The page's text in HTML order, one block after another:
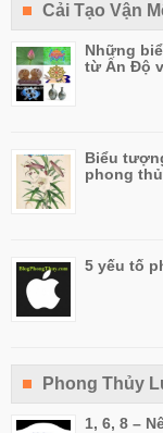
Cải Tạo Vận
Những
từ Ấn Độ
Biểu
phong
5 yếu tố
Phong Thủy
1, 6, 8 –